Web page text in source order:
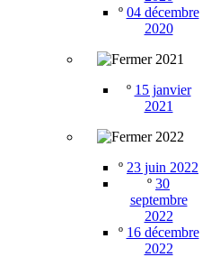
º 04 décembre
2020
2021
º 15 janvier
2021
2022
º 23 juin 2022
º 30
septembre
2022
º 16 décembre
2022